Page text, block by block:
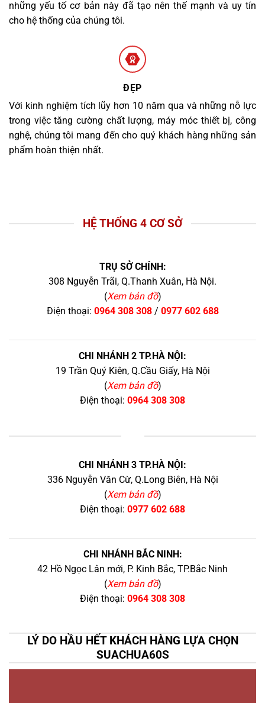
những yếu tố cơ bản này đã tạo nên thế mạnh và uy tín
cho hệ thống của chúng tôi.
ĐẸP
Với kinh nghiệm tích lũy hơn 10 năm qua và những nỗ lực
trong việc tăng cường chất lượng, máy móc thiết bị, công
nghệ, chúng tôi mang đến cho quý khách hàng những sản
phẩm hoàn thiện nhất.
HỆ THỐNG 4 CƠ SỞ
TRỤ SỞ CHÍNH:
308 Nguyễn Trãi, Q.Thanh Xuân, Hà Nội.
(Xem bản đồ)
Điện thoại: 0964 308 308/ 0977 602 688
CHI NHÁNH 2 TP.HÀ NỘI:
19 Trần Quý Kiên, Q.Cầu Giấy, Hà Nội
(Xem bản đồ)
Điện thoại: 0964 308 308
CHI NHÁNH 3 TP.HÀ NỘI:
336 Nguyễn Văn Cừ, Q.Long Biên, Hà Nội
(Xem bản đồ)
Điện thoại: 0977 602 688
CHI NHÁNH BẮC NINH:
42 Hồ Ngọc Lân mới, P. Kinh Bắc, TP.Bắc Ninh
(Xem bản đồ)
Điện thoại: 0964 308 308
LÝ DO HẦU HẾT KHÁCH HÀNG LỰA CHỌN
SUACHUA60S